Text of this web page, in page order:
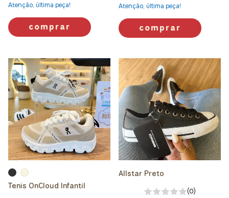
Atenção, última peça!
comprar
Atenção, última peça!
comprar
Tenis OnCloud Infantil
Allstar Preto
(0)